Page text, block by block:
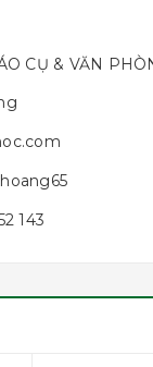
CỤ & VĂN
143